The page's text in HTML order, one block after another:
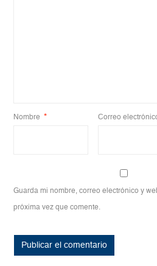
Nombre * Correo
Guarda mi nombre, correo electrónico y
próxima vez que comente.